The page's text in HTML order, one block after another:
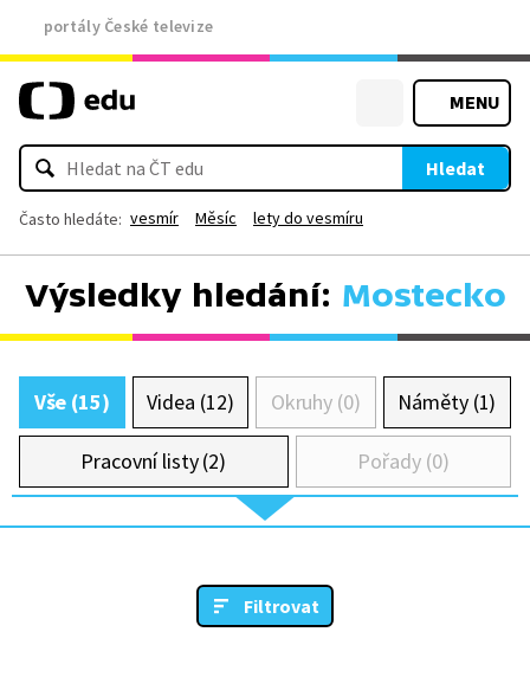
portály České televize
MENU
Hledat
Často hledáte: vesmír Měsíc lety do vesmíru
Výsledky hledání: Mostecko
Vše (15) Videa (12) Okruhy (0) Náměty (1)
Pracovní listy (2) Pořady (0)
Filtrovat